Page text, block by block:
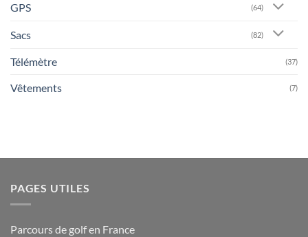
GPS (64)
Sacs (82)
Télémètre (37)
Vêtements (7)
PAGES UTILES
Parcours de golf en France